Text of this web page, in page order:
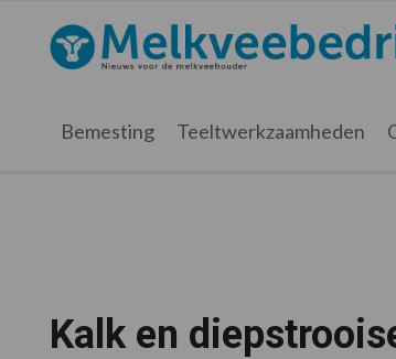
hoofdnavigatie
hoofd
eerste
voettekst
Melkveebedrijf.nl
Bemesting Teeltwerkzaamheden
Kalk en